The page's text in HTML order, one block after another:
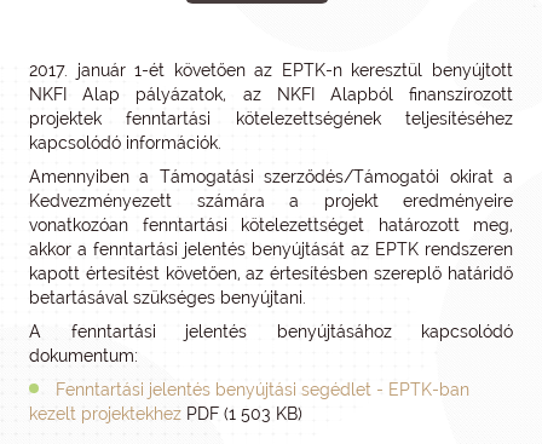
2017. január 1-ét követően az EPTK-n keresztül benyújtott
NKFI Alap pályázatok, az NKFI Alapból finanszírozott
projektek fenntartási kötelezettségének teljesítéséhez
kapcsolódó információk.
Amennyiben a Támogatási szerződés/Támogatói okirat a
Kedvezményezett számára a projekt eredményeire
vonatkozóan fenntartási kötelezettséget határozott meg,
akkor a fenntartási jelentés benyújtását az EPTK rendszeren
kapott értesítést követően, az értesítésben szereplő határidő
betartásával szükséges benyújtani.
A fenntartási jelentés benyújtásához kapcsolódó
dokumentum:
Fenntartási jelentés benyújtási segédlet - EPTK-ban
kezelt projektekhez PDF (1 503 KB)